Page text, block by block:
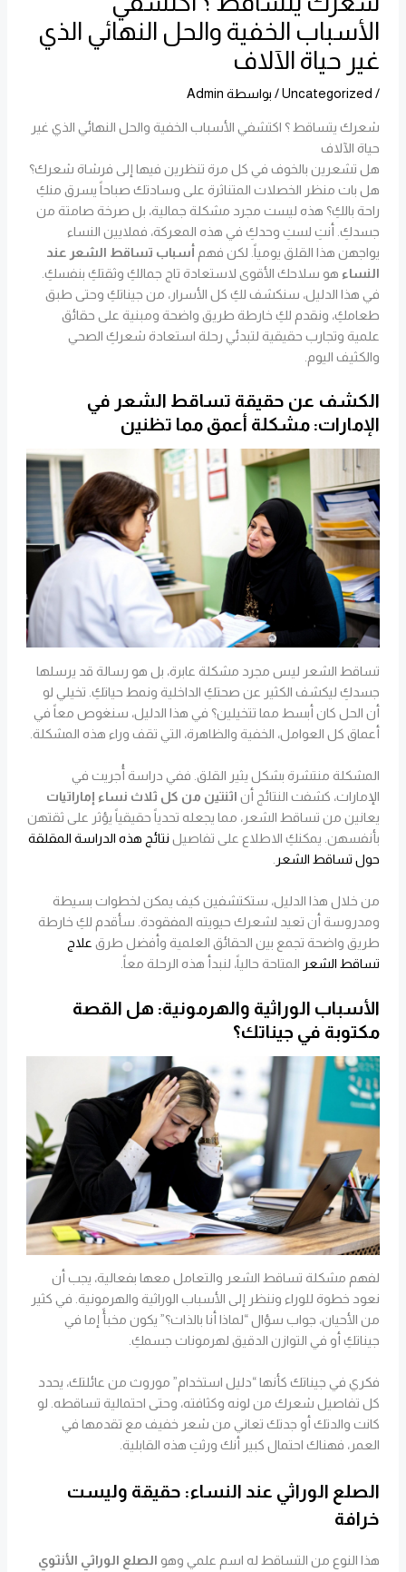
الأسباب الخفية والحل النهائي الذي
غير حياة الآلاف
/
Uncategorized/ بواسطة Admin
شعرك يتساقط ؟ اكتشفي الأسباب الخفية والحل النهائي الذي غير
حياة الآلاف
هل تشعرين بالخوف في كل مرة تنظرين فيها إلى فرشاة شعرك؟
هل بات منظر الخصلات المتناثرة على وسادتك صباحاً يسرق منكِ
راحة بالكِ؟ هذه ليست مجرد مشكلة جمالية، بل صرخة صامتة من
جسدكِ. أنتِ لستِ وحدكِ في هذه المعركة، فملايين النساء
يواجهن هذا القلق يومياً. لكن فهم أسباب تساقط الشعر عند
النساء هو سلاحك الأقوى لاستعادة تاج جمالكِ وثقتكِ بنفسكِ.
في هذا الدليل، سنكشف لكِ كل الأسرار، من جيناتكِ وحتى طبق
طعامكِ، ونقدم لكِ خارطة طريق واضحة ومبنية على حقائق
علمية وتجارب حقيقية لتبدئي رحلة استعادة شعركِ الصحي
والكثيف اليوم.
الكشف عن حقيقة تساقط الشعر في
الإمارات: مشكلة أعمق مما تظنين
تساقط الشعر ليس مجرد مشكلة عابرة، بل هو رسالة قد يرسلها
جسدكِ ليكشف الكثير عن صحتكِ الداخلية ونمط حياتكِ. تخيلي لو
أن الحل كان أبسط مما تتخيلين؟ في هذا الدليل، سنغوص معاً في
أعماق كل العوامل، الخفية والظاهرة، التي تقف وراء هذه المشكلة.
المشكلة منتشرة بشكل يثير القلق. ففي دراسة أُجريت في
الإمارات، كشفت النتائج أن اثنتين من كل ثلاث نساء إماراتيات
يعانين من تساقط الشعر، مما يجعله تحدياً حقيقياً يؤثر على ثقتهن
بأنفسهن. يمكنكِ الاطلاع على تفاصيل نتائج هذه الدراسة المقلقة
حول تساقط الشعر
من خلال هذا الدليل، ستكتشفين كيف يمكن لخطوات بسيطة
ومدروسة أن تعيد لشعرك حيويته المفقودة. سأقدم لكِ خارطة
طريق واضحة تجمع بين الحقائق العلمية وأفضل طرق علاج
تساقط الشعر المتاحة حالياً، لنبدأ هذه الرحلة معاً.
الأسباب الوراثية والهرمونية: هل القصة
مكتوبة في جيناتك؟
لفهم مشكلة تساقط الشعر والتعامل معها بفعالية، يجب أن
نعود خطوة للوراء وننظر إلى الأسباب الوراثية والهرمونية. في كثير
من الأحيان، جواب سؤال “لماذا أنا بالذات؟” يكون مخبأً إما في
جيناتكِ أو في التوازن الدقيق لهرمونات جسمكِ.
فكري في جيناتك كأنها “دليل استخدام” موروث من عائلتك، يحدد
كل تفاصيل شعرك من لونه وكثافته، وحتى احتمالية تساقطه. لو
كانت والدتك أو جدتك تعاني من شعر خفيف مع تقدمها في
العمر، فهناك احتمال كبير أنك ورثتِ هذه القابلية.
الصلع الوراثي عند النساء: حقيقة وليست
خرافة
هذا النوع من التساقط له اسم علمي وهو الصلع الوراثي الأنثوي